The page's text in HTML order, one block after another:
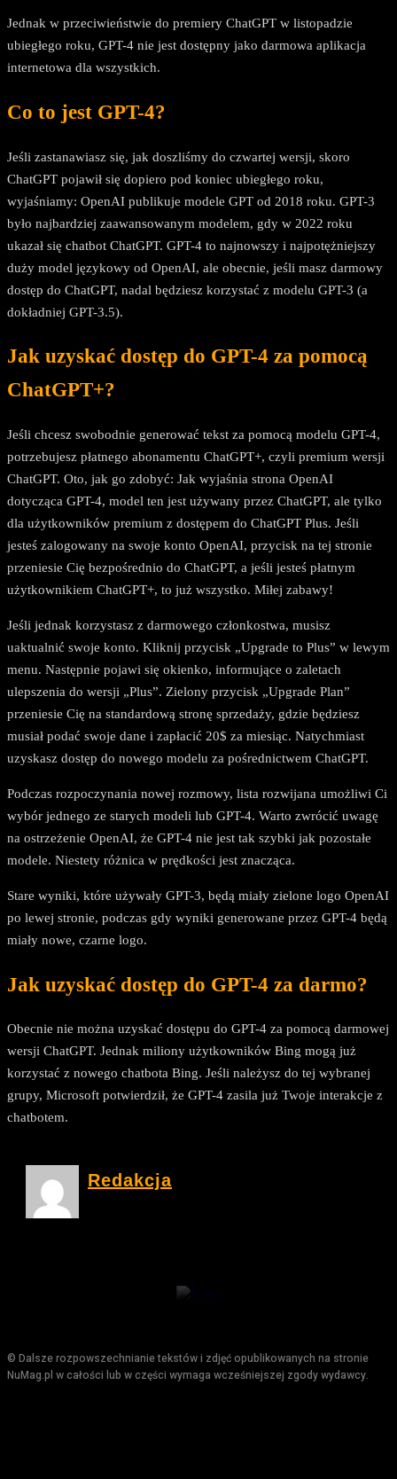
Jednak w przeciwieństwie do premiery ChatGPT w listopadzie
ubiegłego roku, GPT-4 nie jest dostępny jako darmowa aplikacja
internetowa dla wszystkich.
Co to jest GPT-4?
Jeśli zastanawiasz się, jak doszliśmy do czwartej wersji, skoro
ChatGPT pojawił się dopiero pod koniec ubiegłego roku,
wyjaśniamy: OpenAI publikuje modele GPT od 2018 roku. GPT-3
było najbardziej zaawansowanym modelem, gdy w 2022 roku
ukazał się chatbot ChatGPT. GPT-4 to najnowszy i najpotężniejszy
duży model językowy od OpenAI, ale obecnie, jeśli masz darmowy
dostęp do ChatGPT, nadal będziesz korzystać z modelu GPT-3 (a
dokładniej GPT-3.5).
Jak uzyskać dostęp do GPT-4 za pomocą
ChatGPT+?
Jeśli chcesz swobodnie generować tekst za pomocą modelu GPT-4,
potrzebujesz płatnego abonamentu ChatGPT+, czyli premium wersji
ChatGPT. Oto, jak go zdobyć: Jak wyjaśnia strona OpenAI
dotycząca GPT-4, model ten jest używany przez ChatGPT, ale tylko
dla użytkowników premium z dostępem do ChatGPT Plus. Jeśli
jesteś zalogowany na swoje konto OpenAI, przycisk na tej stronie
przeniesie Cię bezpośrednio do ChatGPT, a jeśli jesteś płatnym
użytkownikiem ChatGPT+, to już wszystko. Miłej zabawy!
Jeśli jednak korzystasz z darmowego członkostwa, musisz
uaktualnić swoje konto. Kliknij przycisk „Upgrade to Plus” w lewym
menu. Następnie pojawi się okienko, informujące o zaletach
ulepszenia do wersji „Plus”. Zielony przycisk „Upgrade Plan”
przeniesie Cię na standardową stronę sprzedaży, gdzie będziesz
musiał podać swoje dane i zapłacić 20$ za miesiąc. Natychmiast
uzyskasz dostęp do nowego modelu za pośrednictwem ChatGPT.
Podczas rozpoczynania nowej rozmowy, lista rozwijana umożliwi Ci
wybór jednego ze starych modeli lub GPT-4. Warto zwrócić uwagę
na ostrzeżenie OpenAI, że GPT-4 nie jest tak szybki jak pozostałe
modele. Niestety różnica w prędkości jest znacząca.
Stare wyniki, które używały GPT-3, będą miały zielone logo OpenAI
po lewej stronie, podczas gdy wyniki generowane przez GPT-4 będą
miały nowe, czarne logo.
Jak uzyskać dostęp do GPT-4 za darmo?
Obecnie nie można uzyskać dostępu do GPT-4 za pomocą darmowej
wersji ChatGPT. Jednak miliony użytkowników Bing mogą już
korzystać z nowego chatbota Bing. Jeśli należysz do tej wybranej
grupy, Microsoft potwierdził, że GPT-4 zasila już Twoje interakcje z
chatbotem.
Redakcja
© Dalsze rozpowszechnianie tekstów i zdjęć opublikowanych na stronie
NuMag.pl w całości lub w części wymaga wcześniejszej zgody wydawcy.